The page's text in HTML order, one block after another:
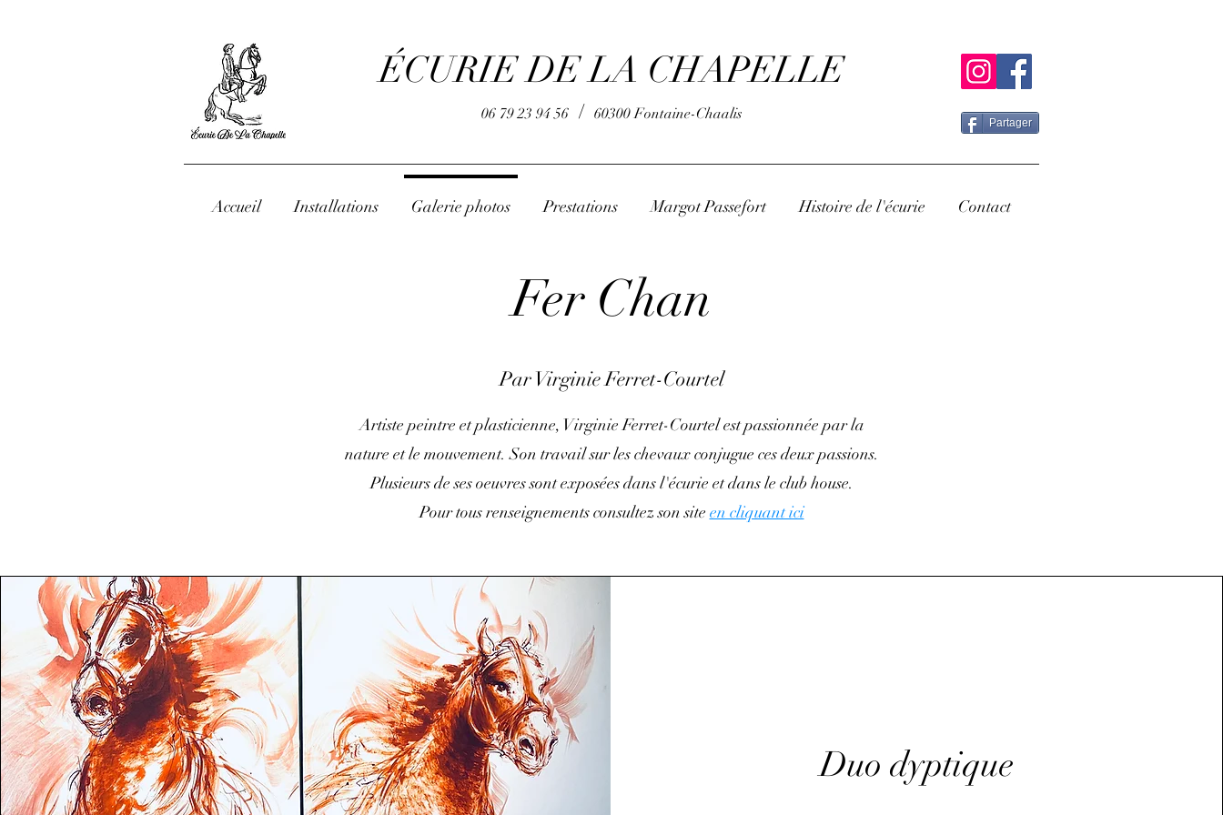
ÉCURIE DE LA CHAPELLE
06 79 23 94 56/ 60300 Fontaine-Chaalis Partager
Accueil Installations Galerie photos Prestations Margot Passefort Histoire de l'écurie Contact
Fer Chan
Par Virginie Ferret-Courtel
Artiste peintre et plasticienne, Virginie Ferret-Courtel est passionnée par la
nature et le mouvement. Son travail sur les chevaux conjugue ces deux passions.
Plusieurs de ses oeuvres sont exposées dans l'écurie et dans le club house.
Pour tous renseignements consultez son site en cliquant ici
Duo dyptique